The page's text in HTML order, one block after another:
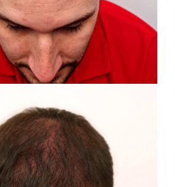
transplantácie vlasov  >